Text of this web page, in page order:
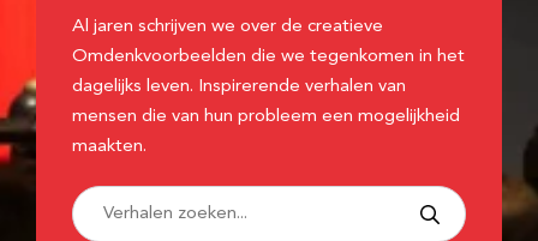
Al jaren schrijven we over de creatieve
Omdenkvoorbeelden die we tegenkomen in het
dagelijks leven. Inspirerende verhalen van
mensen die van hun probleem een mogelijkheid
maakten.